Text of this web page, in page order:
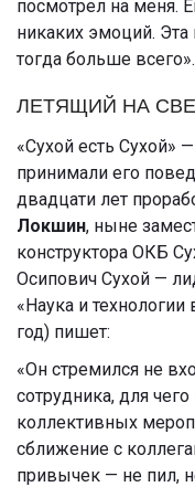
посмотрел на меня.
никаких эмоций.
тогда больше всего».
ЛЕТЯЩИЙ НА
«Сухой есть Сухой»
принимали его
двадцати лет
Локшин, ныне
конструктора ОКБ
Осипович Сухой —
«Наука и
год) пишет:
«Он стремился не
сотрудника, для
коллективных
сближение с
привычек — не пил,